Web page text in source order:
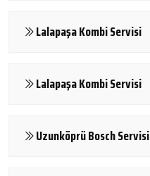
Lalapaşa Kombi Servisi
Lalapaşa Kombi Servisi
Uzunköprü Bosch Servisi